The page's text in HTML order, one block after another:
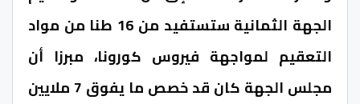
الجهة الثمانية ستستفيد من 16 طنا من مواد
التعقيم لمواجهة فيروس كورونا، مبرزا أن
مجلس الجهة كان قد خصص ما يفوق 7 ملايين